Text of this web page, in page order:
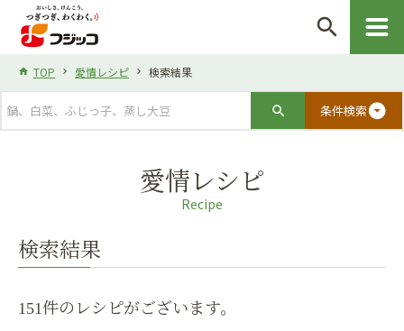
search
TOP 愛情レシピ 検索結果
条件検索arrow_drop_down_circle
愛情レシピ
Recipe
検索結果
151件のレシピがございます。